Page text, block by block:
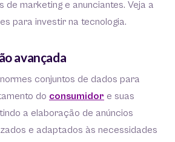
de marketing e anunciantes. Veja a
para investir na tecnologia.
avançada
conjuntos de dados para
do consumidor e suas
a elaboração de anúncios
e adaptados às necessidades